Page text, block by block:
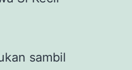
sambil